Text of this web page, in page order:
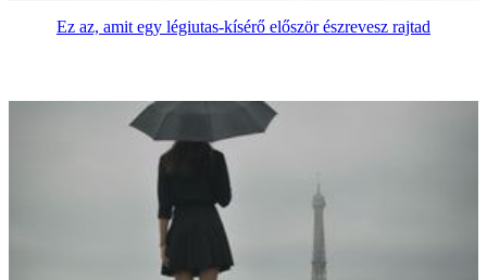
Ez az, amit egy légiutas-kísérő először észrevesz rajtad